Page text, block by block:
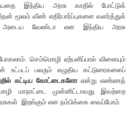
இந்திய அரசு காதில் போட்டுக்
வீண் எதிர்பார்ப்புகளை வளர்த்துக்
வேண்டா என இந்திய அரசு
செம்மொழி ஏற்பளிப்பால் விளையும்
பலரும் எழுதிய கட்டுரைகளைப்
கட்டிய கோட்டைகளோஎன்று எண்ணத்
மாநாட்டை முன்னிட்டாவது இவற்றை
இறங்கும் என நம்பிக்கை வைப்போம்.